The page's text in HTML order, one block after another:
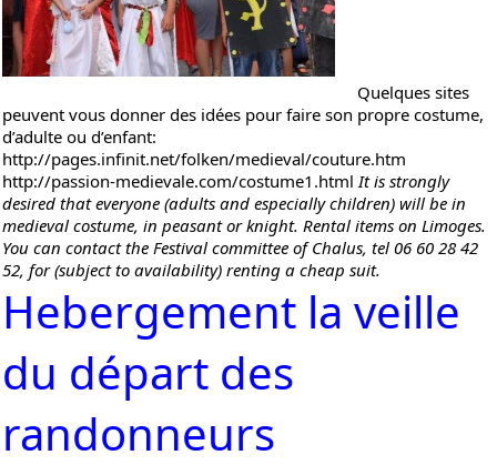
Quelques sites
peuvent vous donner des idées pour faire son propre costume,
d’adulte ou d’enfant:
http://pages.infinit.net/folken/medieval/couture.htm
http://passion-medievale.com/costume1.html It is strongly
desired that everyone (adults and especially children) will be in
medieval costume, in peasant or knight. Rental items on Limoges.
You can contact the Festival committee of Chalus, tel 06 60 28 42
52, for (subject to availability) renting a cheap suit.
Hebergement la veille
du départ des
randonneurs